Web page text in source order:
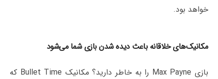
خواهد بود.
مکانیک‌های خلاقانه باعث دیده شدن بازی شما می‌شود
بازی Max Payne را به خاطر دارید؟ مکانیک Bullet Time که